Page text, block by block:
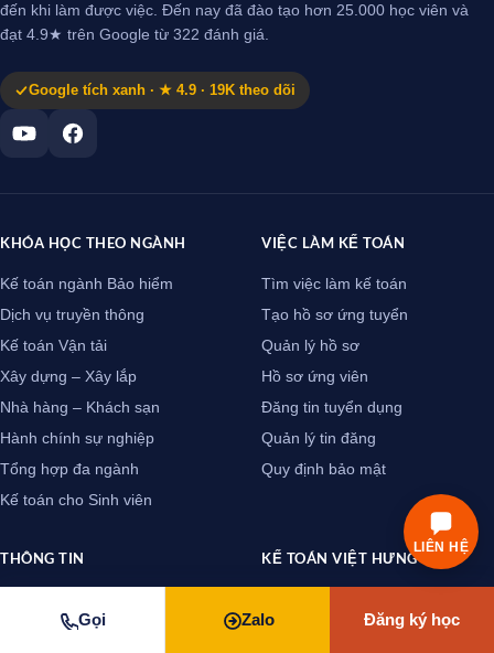
đến khi làm được việc. Đến nay đã đào tạo hơn 25.000 học viên và
đạt 4.9★ trên Google từ 322 đánh giá.
Google tích xanh · ★ 4.9 · 19K theo dõi
KHÓA HỌC THEO NGÀNH
Kế toán ngành Bảo hiểm
Dịch vụ truyền thông
Kế toán Vận tải
Xây dựng – Xây lắp
Nhà hàng – Khách sạn
Hành chính sự nghiệp
Tổng hợp đa ngành
Kế toán cho Sinh viên
VIỆC LÀM KẾ TOÁN
Tìm việc làm kế toán
Tạo hồ sơ ứng tuyển
Quản lý hồ sơ
Hồ sơ ứng viên
Đăng tin tuyển dụng
Quản lý tin đăng
Quy định bảo mật
THÔNG TIN
Luật doanh nghiệp
KẾ TOÁN VIỆT HƯNG
Đánh giá của học viên
Gọi Zalo Đăng ký học
LIÊN HỆ